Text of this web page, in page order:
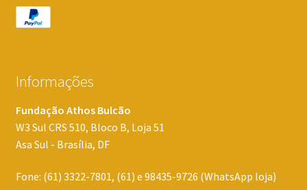
Informações
Fundação Athos Bulcão
W3 Sul CRS 510, Bloco B, Loja 51
Asa Sul - Brasília, DF
Fone: (61) 3322-7801, (61) e 98435-9726 (WhatsApp loja)